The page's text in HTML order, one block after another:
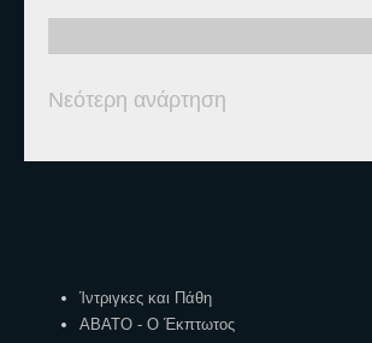
Νεότερη ανάρτηση
Ίντριγκες και Πάθη
ΑΒΑΤΟ - Ο Έκπτωτος